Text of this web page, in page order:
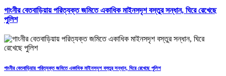
গাংনীর বেতবাড়িয়ায় পরিত্যক্ত জমিতে একাধিক মাইনসদৃশ বস্তুর সন্ধান, ঘিরে রেখেছে
পুলিশ
গাংনীর বেতবাড়িয়ায় পরিত্যক্ত জমিতে একাধিক মাইনসদৃশ বস্তুর সন্ধান, ঘিরে রেখেছে পুলিশ